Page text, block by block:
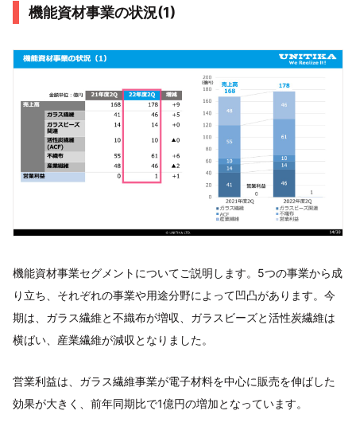
機能資材事業の状況(1)
機能資材事業セグメントについてご説明します。5つの事業から成
り立ち、それぞれの事業や用途分野によって凹凸があります。今
期は、ガラス繊維と不織布が増収、ガラスビーズと活性炭繊維は
横ばい、産業繊維が減収となりました。
営業利益は、ガラス繊維事業が電子材料を中心に販売を伸ばした
効果が大きく、前年同期比で1億円の増加となっています。